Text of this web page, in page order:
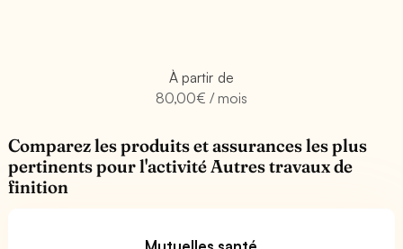
À partir de
80,00€ / mois
Comparez les produits et assurances les plus
pertinents pour l'activité Autres travaux de
finition